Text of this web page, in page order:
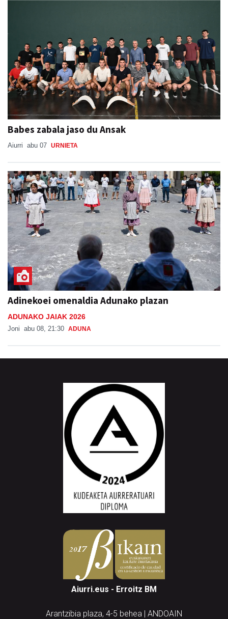
Babes zabala jaso du Ansak
Aiurri abu 07 URNIETA
Adinekoei omenaldia Adunako plazan
ADUNAKO JAIAK 2026
Joni abu 08, 21:30 ADUNA
Aiurri.eus - Erroitz BM
Arantzibia plaza, 4-5 behea | ANDOAIN